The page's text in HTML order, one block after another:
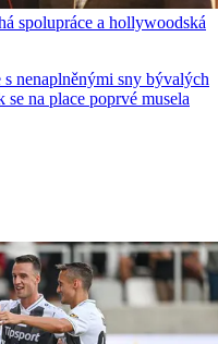
spolupráce a hollywoodská
nenaplněnými sny bývalých
se na place poprvé musela